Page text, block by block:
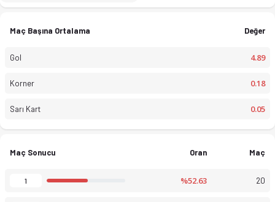
Maç Başına Ortalama Değer
Gol 4.89
Korner 0.18
Sarı Kart 0.05
Maç Sonucu Oran Maç
1 %52.63 20